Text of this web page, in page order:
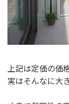
上記は定価の価
実はそんなに大